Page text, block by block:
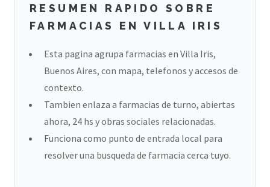
RESUMEN RAPIDO SOBRE
FARMACIAS EN VILLA IRIS
Esta pagina agrupa farmacias en Villa Iris,
Buenos Aires, con mapa, telefonos y accesos de
contexto.
Tambien enlaza a farmacias de turno, abiertas
ahora, 24 hs y obras sociales relacionadas.
Funciona como punto de entrada local para
resolver una busqueda de farmacia cerca tuyo.